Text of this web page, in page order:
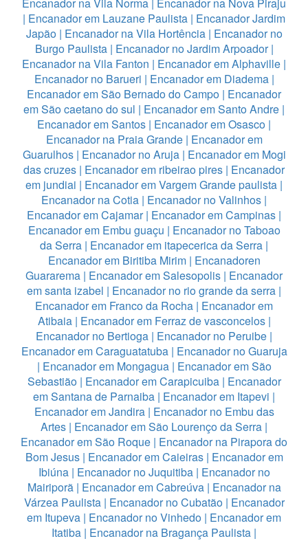
| Encanador em Lauzane Paulista | Encanador Jardim
Japão| Encanador na Vila Hortência| Encanador no
Burgo Paulista| Encanador no Jardim Arpoador|
Encanador na Vila Fanton | Encanador em Alphaville |
Encanador no Barueri | Encanador em Diadema|
Encanador em São Bernado do Campo | Encanador
em São caetano do sul | Encanador em Santo Andre |
Encanador em Santos | Encanador em Osasco |
Encanador na Praia Grande| Encanador em
Guarulhos| Encanador no Aruja| Encanador em Mogi
das cruzes | Encanador em ribeirao pires | Encanador
em jundiai | Encanador em Vargem Grande paulista |
Encanador na Cotia | Encanador no Valinhos |
Encanador em Cajamar| Encanador em Campinas |
Encanador em Embu guaçu | Encanador no Taboao
da Serra | Encanador em itapecerica da Serra |
Encanador em Biritiba Mirim| Encanadoren
Guararema | Encanador em Salesopolis | Encanador
em santa izabel | Encanador no rio grande da serra |
Encanador em Franco da Rocha | Encanador em
Atibaia| Encanador em Ferraz de vasconcelos|
Encanador no Bertioga | Encanador no Peruibe |
Encanador em Caraguatatuba| Encanador no Guaruja
| Encanador em Mongagua| Encanador em São
Sebastião| Encanador em Carapicuiba| Encanador
em Santana de Parnaiba | Encanador em Itapevi |
Encanador em Jandira| Encanador no Embu das
Artes | Encanador em São Lourenço da Serra |
Encanador em São Roque | Encanador na Pirapora do
Bom Jesus| Encanador em Caieiras| Encanador em
Ibiúna| Encanador no Juquitiba| Encanador no
Mairiporã| Encanador em Cabreúva| Encanador na
Várzea Paulista| Encanador no Cubatão| Encanador
em Itupeva | Encanador no Vinhedo | Encanador em
Itatiba | Encanador na Bragança Paulista |